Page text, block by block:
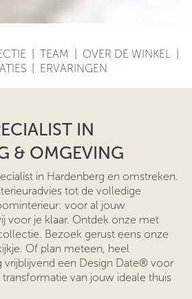
TEAM OVER DE WINKEL
ERVARINGEN
IN
& OMGEVING
in Hardenberg en omstreken.
tot de volledige
voor al jouw
voor je klaar. Ontdek onze met
Bezoek gerust eens onze
Of plan meteen, heel
vrijblijvend een Design Date® voor
van jouw ideale thuis